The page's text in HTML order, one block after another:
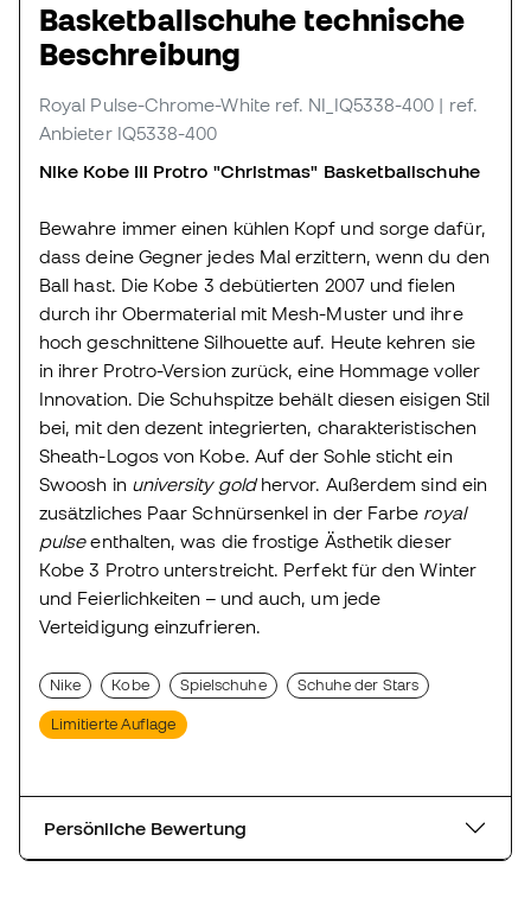
Basketballschuhe technische
Beschreibung
Royal Pulse-Chrome-White ref. NI_IQ5338-400 | ref.
Anbieter IQ5338-400
Nike Kobe III Protro "Christmas" Basketballschuhe
Bewahre immer einen kühlen Kopf und sorge dafür,
dass deine Gegner jedes Mal erzittern, wenn du den
Ball hast. Die Kobe 3 debütierten 2007 und fielen
durch ihr Obermaterial mit Mesh-Muster und ihre
hoch geschnittene Silhouette auf. Heute kehren sie
in ihrer Protro-Version zurück, eine Hommage voller
Innovation. Die Schuhspitze behält diesen eisigen Stil
bei, mit den dezent integrierten, charakteristischen
Sheath-Logos von Kobe. Auf der Sohle sticht ein
Swoosh in university goldhervor. Außerdem sind ein
zusätzliches Paar Schnürsenkel in der Farbe royal
pulseenthalten, was die frostige Ästhetik dieser
Kobe 3 Protro unterstreicht. Perfekt für den Winter
und Feierlichkeiten – und auch, um jede
Verteidigung einzufrieren.
Nike Kobe Spielschuhe Schuhe der Stars
Limitierte Auflage
Persönliche Bewertung